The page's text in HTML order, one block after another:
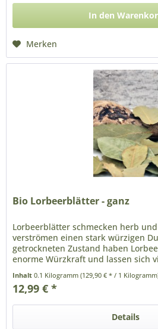
In den
Merken
Bio Lorbeerblätter - ganz
Lorbeerblätter schmecken herb
verströmen einen stark würzigen
getrockneten Zustand haben
enorme Würzkraft und lassen sich
einsetzen. Sie werden gerne in...
Inhalt0.1 Kilogramm(129,90 € * / 1
12,99 € *
Details